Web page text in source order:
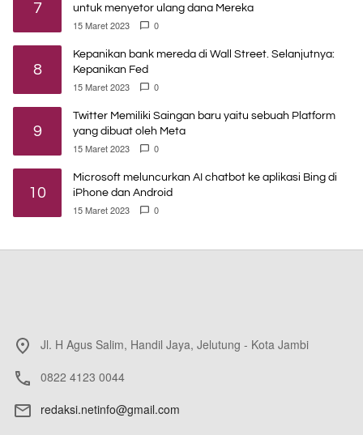
7
untuk menyetor ulang dana Mereka
15 Maret 2023 0
8
Kepanikan bank mereda di Wall Street. Selanjutnya:
Kepanikan Fed
15 Maret 2023 0
9
Twitter Memiliki Saingan baru yaitu sebuah Platform
yang dibuat oleh Meta
15 Maret 2023 0
10
Microsoft meluncurkan AI chatbot ke aplikasi Bing di
iPhone dan Android
15 Maret 2023 0
Jl. H Agus Salim, Handil Jaya, Jelutung - Kota Jambi
0822 4123 0044
redaksi.netinfo@gmail.com